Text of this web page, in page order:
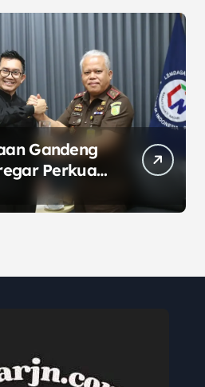
Gandeng
Perkuat